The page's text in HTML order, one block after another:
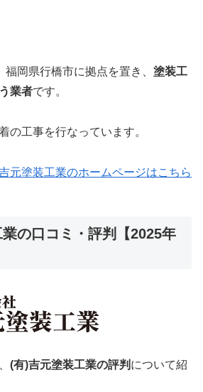
福岡県行橋市に拠点を置き、 塗装工
業者です。
の工事を行なっています。
元塗装工業のホームページはこちら
の口コミ・評判【2025年
(有)吉元塗装工業の評判 について紹